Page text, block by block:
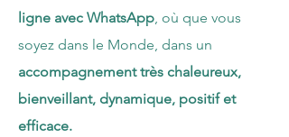
ligne avec WhatsApp, où que vous
soyez dans le Monde, dans un
accompagnement très chaleureux,
bienveillant, dynamique, positif et
efficace.